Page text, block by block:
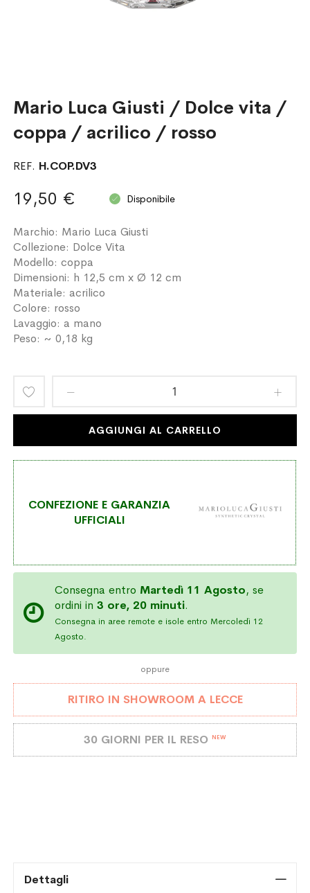
Mario Luca Giusti / Dolce vita /
coppa / acrilico / rosso
REF. H.COP.DV3
19,50 € Disponibile
Marchio: Mario Luca Giusti
Collezione: Dolce Vita
Modello: coppa
Dimensioni: h 12,5 cm x Ø 12 cm
Materiale: acrilico
Colore: rosso
Lavaggio: a mano
Peso: ~ 0,18 kg
Aggiungi
lista
AGGIUNGI AL CARRELLO
CONFEZIONE E GARANZIA
UFFICIALI
Consegna entro Martedì 11 Agosto, se
ordini in3 ore, 20 minuti.
Consegna in aree remote e isole entro Mercoledì 12
Agosto.
oppure
RITIRO IN SHOWROOM A LECCE
30 GIORNI PER IL RESO NEW
Dettagli